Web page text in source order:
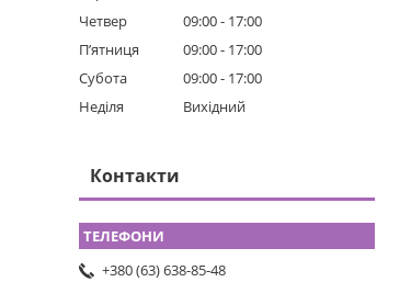
Четвер
09:00
17:00
Пʼятниця
09:00
17:00
Субота
09:00
17:00
Неділя
Вихідний
Контакти
+380 (63) 638-85-48